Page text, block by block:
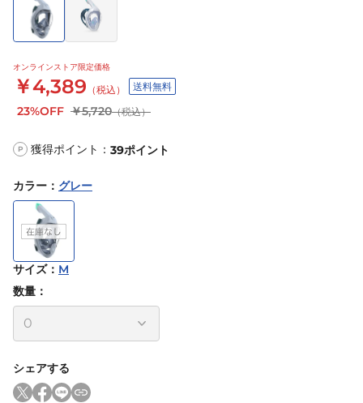
オンラインストア限定価格
￥4,389 （税込） 送料無料
23%OFF ￥5,720（税込）
P 獲得ポイント： 39ポイント
カラー ： グレー
サイズ： M
数量：
シェアする